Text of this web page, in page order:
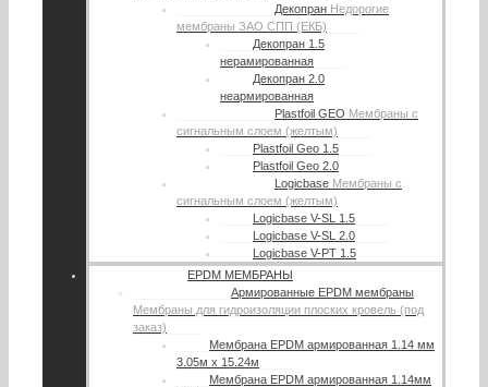
Декопран Недорогие
мембраны ЗАО СПП (ЕКБ)
Декопран 1.5
нерамированная
Декопран 2.0
неармированная
Plastfoil GEO Мембраны с
сигнальным слоем (желтым)
Plastfoil Geo 1.5
Plastfoil Geo 2.0
Logicbase Мембраны с
сигнальным слоем (желтым)
Logicbase V-SL 1.5
Logicbase V-SL 2.0
Logicbase V-PT 1.5
EPDM МЕМБРАНЫ
Армированные EPDM мембраны
Мембраны для гидроизоляции плоских кровель (под
заказ)
Мембрана EPDM армированная 1.14 мм
3.05м х 15.24м
Мембрана EPDM армированная 1.14мм